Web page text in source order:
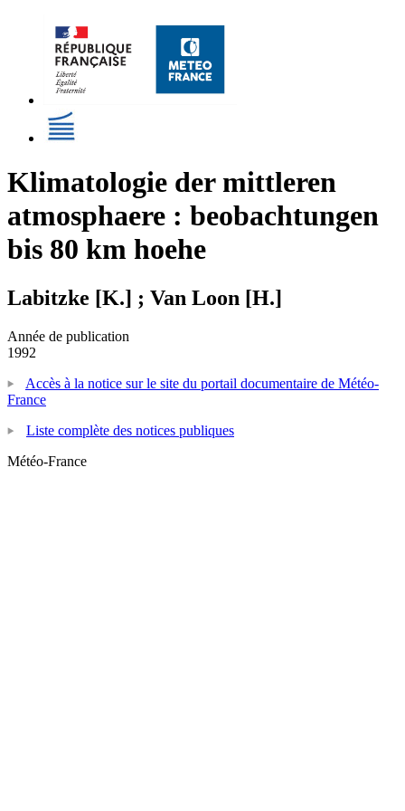
Klimatologie der mittleren
atmosphaere : beobachtungen
bis 80 km hoehe
Labitzke [K.] ; Van Loon [H.]
Année de publication
1992
Accès à la notice sur le site du portail documentaire de Météo-
France
Liste complète des notices publiques
Météo-France